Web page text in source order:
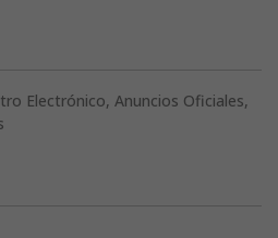
Electrónico, Anuncios Oficiales,